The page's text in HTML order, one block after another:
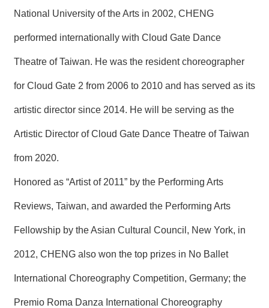
National University of the Arts in 2002, CHENG
performed internationally with Cloud Gate Dance
Theatre of Taiwan. He was the resident choreographer
for Cloud Gate 2 from 2006 to 2010 and has served as its
artistic director since 2014. He will be serving as the
Artistic Director of Cloud Gate Dance Theatre of Taiwan
from 2020.
Honored as “Artist of 2011” by the Performing Arts
Reviews, Taiwan, and awarded the Performing Arts
Fellowship by the Asian Cultural Council, New York, in
2012, CHENG also won the top prizes in No Ballet
International Choreography Competition, Germany; the
Premio Roma Danza International Choreography